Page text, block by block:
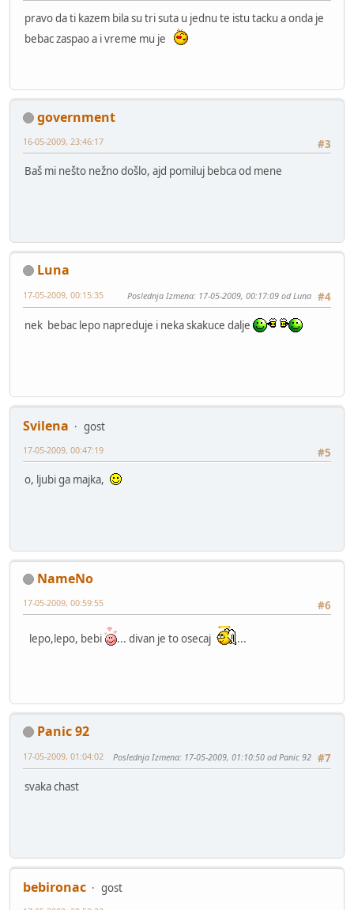
pravo da ti kazem bila su tri suta u jednu te istu tacku a onda je
bebac zaspao a i vreme mu je
government
#3
16-05-2009, 23:46:17
Baš mi nešto nežno došlo, ajd pomiluj bebca od mene
Luna
#4
17-05-2009, 00:15:35 Poslednja Izmena: 17-05-2009, 00:17:09 od Luna
nek bebac lepo napreduje i neka skakuce dalje
Svilena
gost
#5
17-05-2009, 00:47:19
o, ljubi ga majka,
NameNo
#6
17-05-2009, 00:59:55
lepo,lepo, bebi ... divan je to osecaj ...
Panic 92
#7
17-05-2009, 01:04:02 Poslednja Izmena: 17-05-2009, 01:10:50 od Panic 92
svaka chast
bebironac
gost